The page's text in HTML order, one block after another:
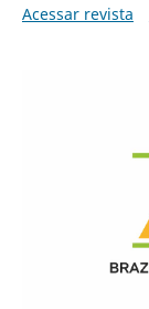
Acessar revista